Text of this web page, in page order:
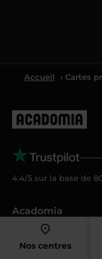
Nos centres
Accueil › Cartes
4.4/5 sur la base de
Acadomia
Qui sommes-nous ?
Nos tarifs